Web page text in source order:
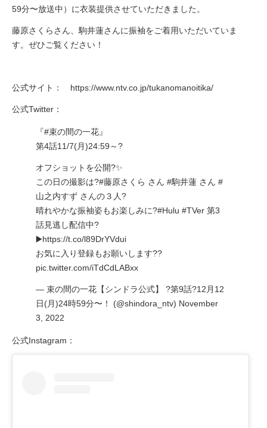
59分〜放送中）に衣装提供させていただきました。
藤原さくらさん、駒井蓮さんに振袖をご着用いただいていま
す。ぜひご覧ください！
公式サイト： https://www.ntv.co.jp/tukanomanoitika/
公式Twitter：
『#束の間の一花』
第4話11/7(月)24:59～?
オフショットを公開?✨
この日の撮影は?#藤原さくら さん #駒井蓮 さん #
山之内すず さんの３人?
晴れやかな振袖姿もお楽しみに?#Hulu #TVer 第3
話見逃し配信中?
▶️https://t.co/l89DrYVdui
お気に入り登録もお願いします??
pic.twitter.com/iTdCdLABxx
— 束の間の一花【シンドラ公式】 ?第9話?12月12
日(月)24時59分〜！ (@shindora_ntv) November
3, 2022
公式Instagram：